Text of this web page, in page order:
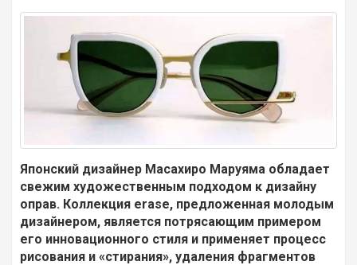
Японский дизайнер Масахиро Маруяма обладает
свежим художественным подходом к дизайну
оправ. Коллекция erase, предложенная молодым
дизайнером, является потрясающим примером
его инновационного стиля и применяет процесс
рисования и «стирания», удаления фрагментов